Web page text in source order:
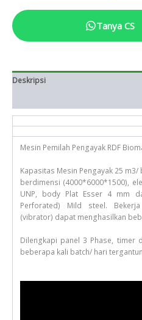
Tanya CS
Deskripsi
Mesin Pemilah Pengayak RDF
Kapasitas Mesin Pengayak 25
berdimensi (4000*6000*1500),
UNP, body Plat Esser 4 mm
Perforated) Mild steel.
(vibrator) dapat menghasilkan
Dilengkapi panel 3 Phase, timer
beberapa kali batch/ hari